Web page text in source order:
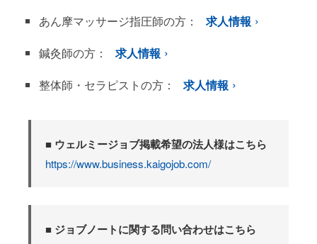
あん摩マッサージ指圧師の方：
求人情報
鍼灸師の方：
求人情報
整体師・セラピストの方：
求人情報
■ ウェルミージョブ掲載希望の法人様はこちら
https://www.business.kaigojob.com/
■ ジョブノートに関する問い合わせはこちら